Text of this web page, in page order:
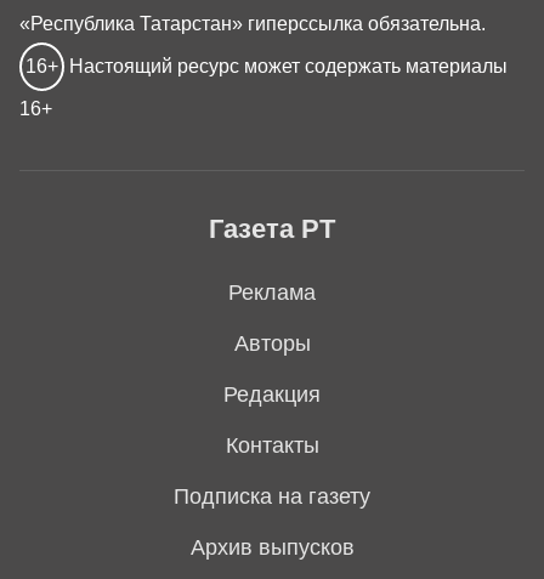
Газета РТ
Реклама
Авторы
Редакция
Контакты
Подписка на газету
Архив выпусков
«Республика Татарстан» гиперссылка обязательна.
16+ Настоящий ресурс может содержать материалы
16+